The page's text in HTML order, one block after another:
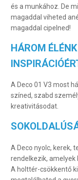
és a munkához. De
magaddal viheted
magaddal cipelned!
HÁROM
A Deco 01 V3 most
színed, szabd
kreativitásodat.
A Deco nyolc, kerek,
rendelkezik, amelyek
A holttér-csökkentő